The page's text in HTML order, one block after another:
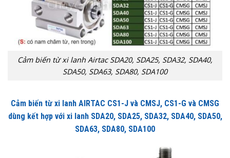
Cảm biến từ xi lanh Airtac SDA20, SDA25, SDA32, SDA40,
SDA50, SDA63, SDA80, SDA100
Cảm biến từ xi lanh AIRTAC CS1-J và CMSJ, CS1-G và CMSG
dùng kết hợp với xi lanh SDA20, SDA25, SDA32, SDA40, SDA50,
SDA63, SDA80, SDA100